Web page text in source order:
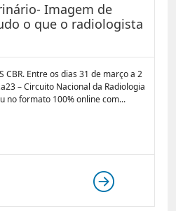
Imagem de
o que o radiologista
CBR. Entre os dias 31 de março a 2
– Circuito Nacional da Radiologia
no formato 100% online com...